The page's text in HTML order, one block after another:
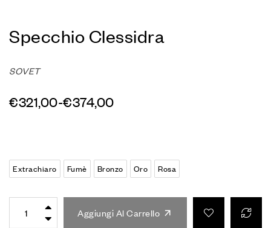
Specchio Clessidra
SOVET
€321,00-€374,00
Extrachiaro Fumè Bronzo Oro Rosa
Aggiungi Al Carrello